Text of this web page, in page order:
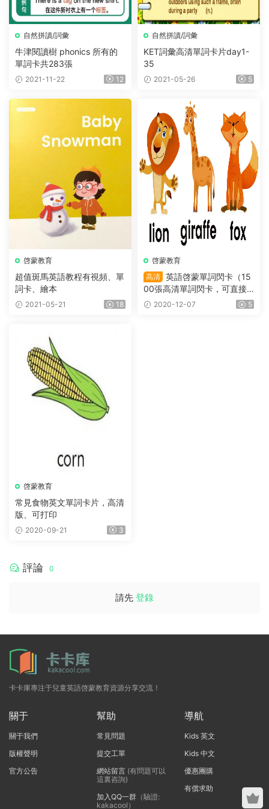
自然拼讀/詞彙
牛津閱讀樹 phonics 所有的
單詞卡共283張
2021-11-22 12
自然拼讀/詞彙
KET詞彙高清單詞卡片day1-
35
2021-05-26 5
啓蒙教育
超值斑馬英語教程有視頻、單
詞卡、繪本
2021-05-21 18
啓蒙教育
高清 英語啓蒙單詞閃卡（15
00張高清單詞閃卡，可直接
打印，适合2-10歲小盆友）
2020-12-07 5
啓蒙教育
常見食物英文單詞卡片，高清
版、可打印
2020-09-21 3
評論 0
請先 登錄
卡卡庫專注于兒童英語啓蒙教育資源分享交流！
關于
關于我們
版權聲明
官方公告
幫助
常見問題
提交工單
網站留言(有問題可以
這裏咨詢)
加入QQ一群（驗證:
kakacool）
導航
Kids 英文
Kids 中文
優惠團購
有償求助